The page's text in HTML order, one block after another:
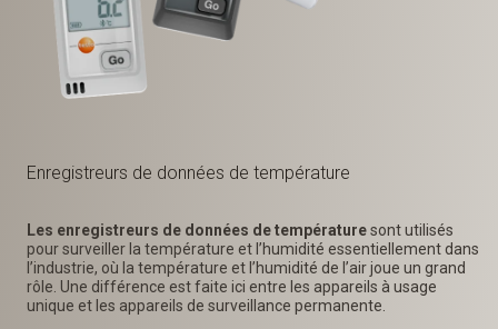
Enregistreurs de données de température
Les enregistreurs de données de températuresont utilisés
pour surveiller la température et l’humidité essentiellement dans
l’industrie, où la température et l’humidité de l’air joue un grand
rôle. Une différence est faite ici entre les appareils à usage
unique et les appareils de surveillance permanente.